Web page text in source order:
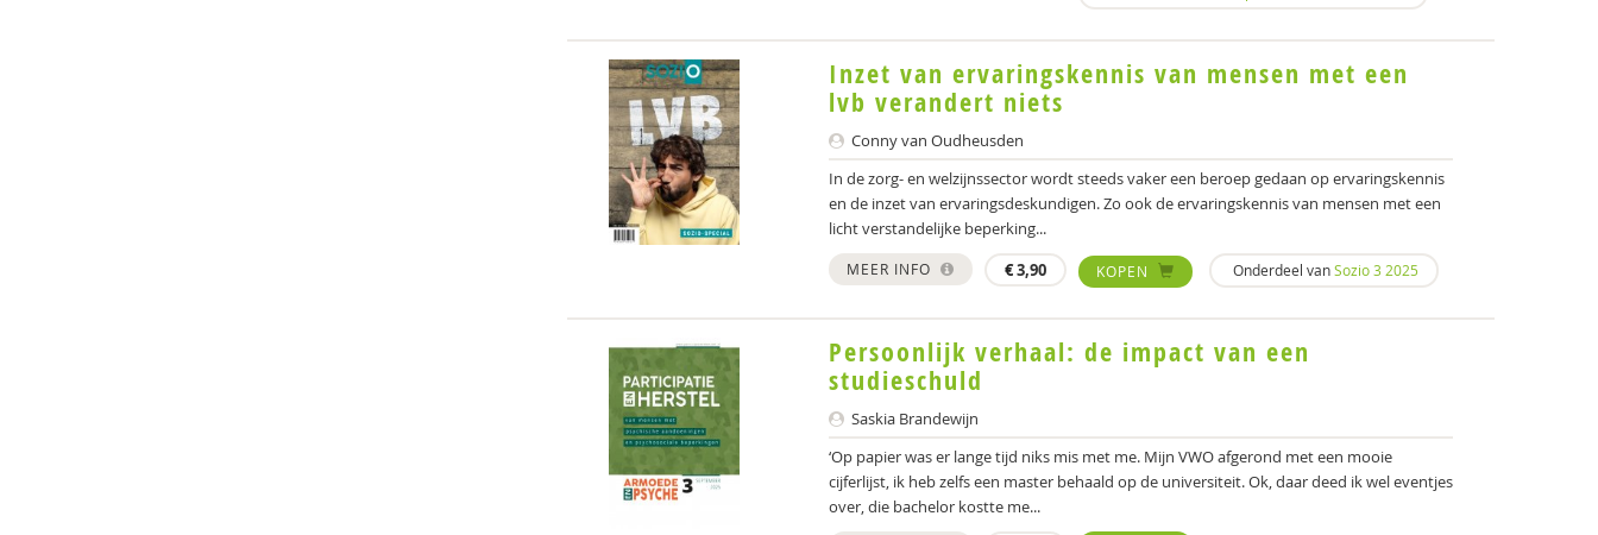
Inzet van ervaringskennis van mensen met een
lvb verandert niets
Conny van Oudheusden
In de zorg- en welzijnssector wordt steeds vaker een beroep gedaan op ervaringskennis
en de inzet van ervaringsdeskundigen. Zo ook de ervaringskennis van mensen met een
licht verstandelijke beperking...
MEER INFO €3,90 KOPEN Onderdeel vanSozio 3 2025
Persoonlijk verhaal: de impact van een
studieschuld
Saskia Brandewijn
‘Op papier was er lange tijd niks mis met me. Mijn VWO afgerond met een mooie
cijferlijst, ik heb zelfs een master behaald op de universiteit. Ok, daar deed ik wel eventjes
over, die bachelor kostte me...